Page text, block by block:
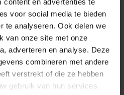
content en advertenties te
voor social media te bieden
te analyseren. Ook delen we
van onze site met onze
adverteren en analyse. Deze
combineren met andere
verstrekt of die ze hebben
gebruik van hun services.
Giacomo
Groen
100% NYLON
Indy is 175cm lang en
draagt maat XS
retourneren via DHL voor
kosten via PostNL. In de
gratis retourneren.